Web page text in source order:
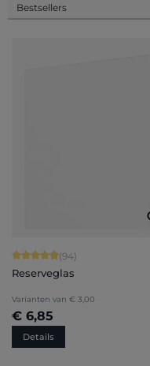
Gemiddelde waardering van
(94)
Reserveglas
Varianten van € 3,00
€ 6,85
Details